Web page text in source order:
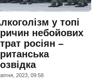
у топі
небойових
росіян –
2023, 09:58